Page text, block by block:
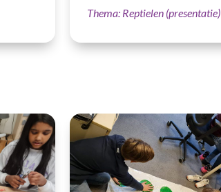
Thema: Reptielen (presentatie)